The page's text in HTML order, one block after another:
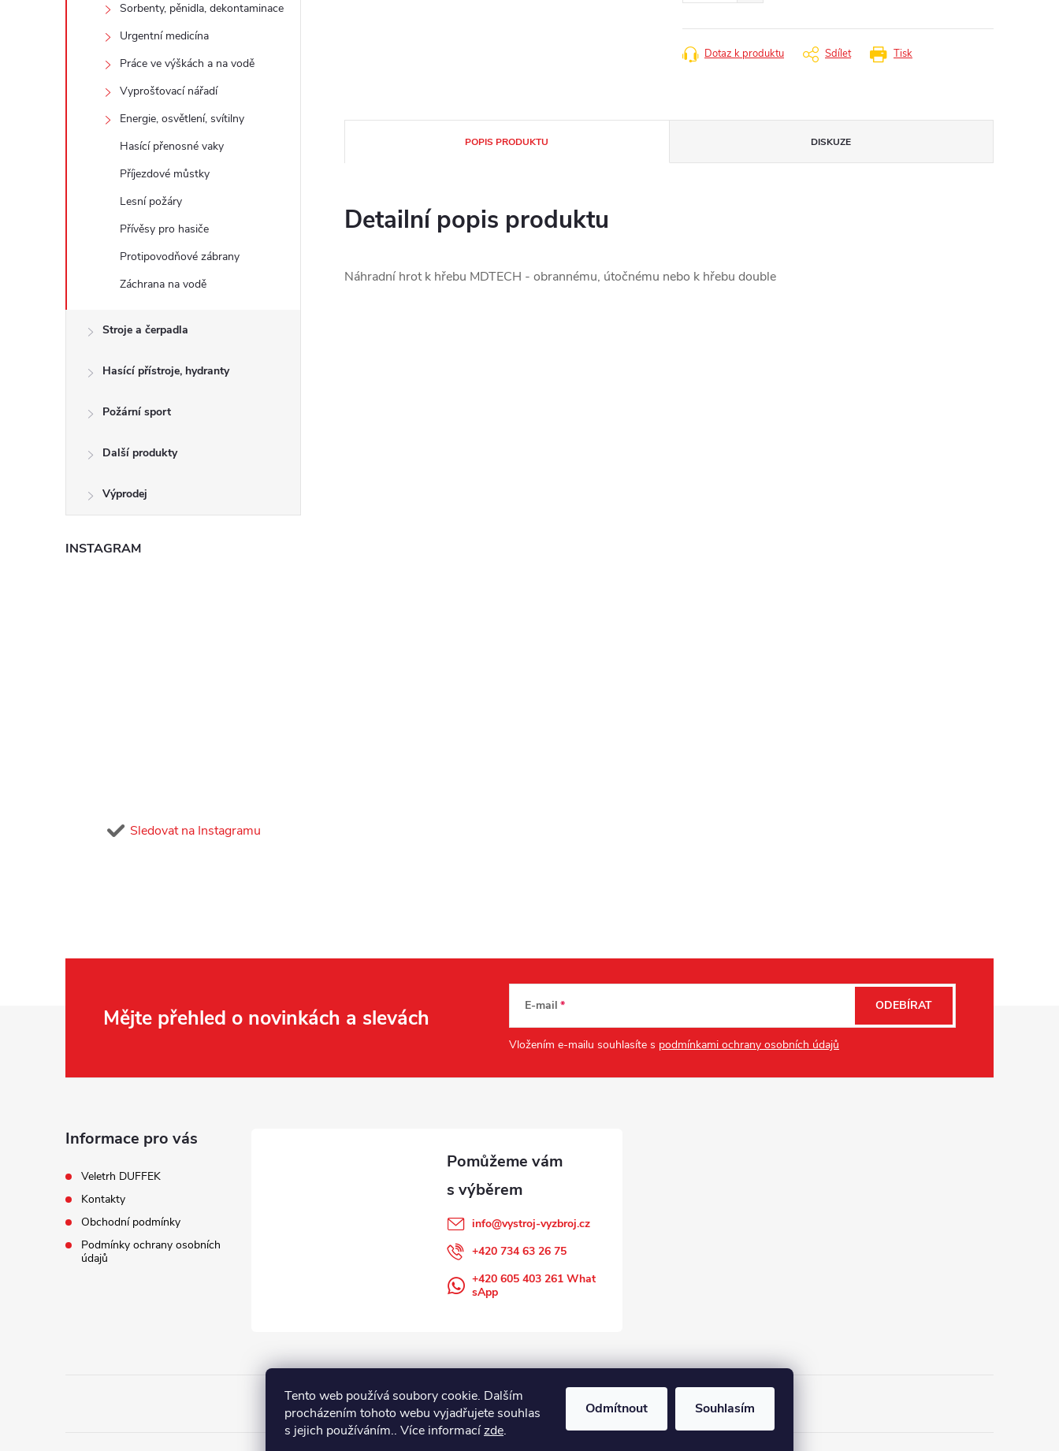
Tento web používá soubory cookie. Dalším
procházením tohoto webu vyjadřujete souhlas
s jejich používáním.. Více informacízde.
Odmítnout Souhlasím
Sorbenty, pěnidla, dekontaminace
Urgentní medicína
Práce ve výškách a na vodě
Vyprošťovací nářadí
Energie, osvětlení, svítilny
Hasící přenosné vaky
Příjezdové můstky
Lesní požáry
Přívěsy pro hasiče
Protipovodňové zábrany
Záchrana na vodě
Stroje a čerpadla
Hasící přístroje, hydranty
Požární sport
Další produkty
Výprodej
INSTAGRAM
Sledovat na Instagramu
Tisk
Dotaz k produktu Sdílet
POPIS PRODUKTU DISKUZE
Detailní popis produktu
Náhradní hrot k hřebu MDTECH - obrannému, útočnému nebo k hřebu double
Mějte přehled o novinkách a slevách E-mail
Vložením e-mailu souhlasíte s podmínkami ochrany osobních údajů
ODEBÍRAT
Informace pro vás
Veletrh DUFFEK
Kontakty
Obchodní podmínky
Podmínky ochrany osobních
údajů
info@vystroj-vyzbroj.cz
+420 734 63 26 75
+420 605 403 261 What
sApp